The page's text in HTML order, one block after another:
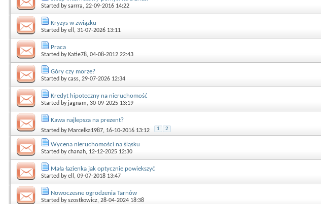
Started bysarrra, 22-09-2016 14:22
Kryzys w związku
Started byell , 31-07-2026 13:11
Praca
Started by Katie78, 04-08-2012 22:43
Góry czy morze?
Started bycass, 29-07-2026 12:34
Kredyt hipoteczny na nieruchomość
Started by jagnam, 30-09-2025 13:19
Kawa najlepsza na prezent?
Started by Marcelka1987, 16-10-2016 13:12 1 2
Wycena nieruchomości na śląsku
Started bychanah, 12-12-2025 12:30
Mała łazienka jak optycznie powiekszyć
Started byell , 09-07-2018 13:47
Nowoczesne ogrodzenia Tarnów
Started byszostkowicz, 28-04-2024 18:38